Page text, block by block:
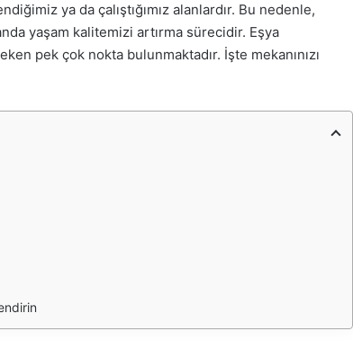
ya da çalıştığımız alanlardır. Bu nedenle,
yaşam kalitemizi artırma sürecidir. Eşya
pek çok nokta bulunmaktadır. İşte mekanınızı